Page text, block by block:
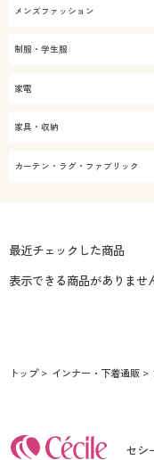
メンズファッション
制服・学生服
家電
家具・収納
カーテン・ラグ・ファブリック
最近チェックした商品
表示できる商品がありませ
トップ インナー・下着通販
セシ